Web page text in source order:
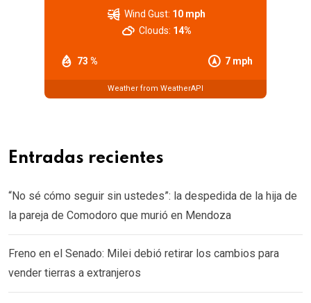
73 % 7 mph
Wind Gust: 10 mph
Clouds: 14%
Weather from WeatherAPI
Entradas recientes
“No sé cómo seguir sin ustedes”: la despedida de la hija de
la pareja de Comodoro que murió en Mendoza
Freno en el Senado: Milei debió retirar los cambios para
vender tierras a extranjeros